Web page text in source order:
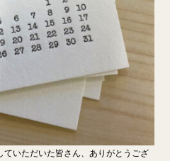
いただいた皆さん、ありがとうござ